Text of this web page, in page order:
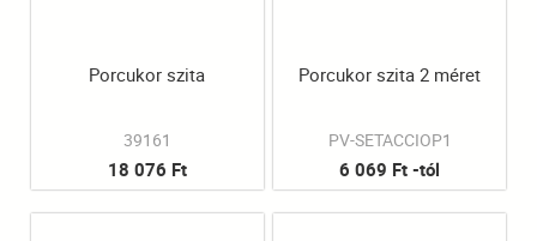
Porcukor szita
39161
18 076 Ft
Porcukor szita 2 méret
PV-SETACCIOP1
6 069 Ft -tól